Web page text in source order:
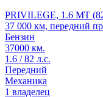
PRIVILEGE, 1.6 MT
37 000 км, передний
Бензин
37000 км.
1.6 / 82 л.с.
Передний
Механика
1 владелец